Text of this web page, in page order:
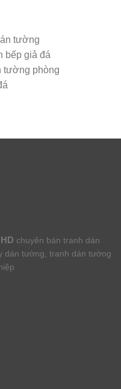
tường phòng
chuyên bán tranh dán
dán tường, tranh dán tường